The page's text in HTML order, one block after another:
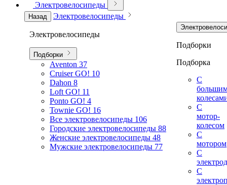
Электровелосипеды
Назад Электровелосипеды
Электровелосипеды
Подборки
Aventon 37
Cruiser GO! 10
Dahon 8
Loft GO! 11
Ponto GO! 4
Townie GO! 16
Все электровелосипеды 106
Городские электровелосипеды 88
Женские электровелосипеды 48
Мужские электровелосипеды 77
Подборки
Подборка
С
С
мотор-
колесом
С
мотором
С
С